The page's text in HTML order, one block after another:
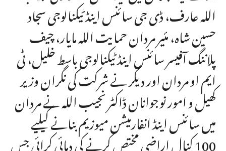
اللہ عارف، ڈی جی سائنس اینڈ ٹیکنالوجی سجاد
حسین شاہ، مئیر مردان حمایت اللہ مایار، چیف
پلاننگ آفیسر سائنس اینڈ ٹیکنالوجی باسط خلیل، ٹی
ایم او مردان اور دیگر نے شرکت کی نگران وزیر
کھیل و امور نوجوانان ڈاکٹر نجیب اللہ نے مردان
میں سائنس اینڈ انفارمیشن میوزیم بنانے کیلیے
100 کنال اراضی مختص کرنے کی دہائی کرائی جس